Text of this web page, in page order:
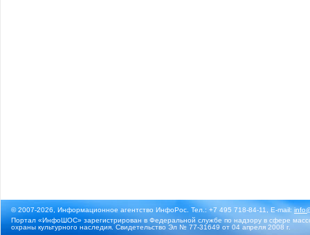
© 2007-2026, Информационное агентство ИнфоРос. Тел.: +7 495 718-84-11, E-mail:
Портал «ИнфоШОС» зарегистрирован в Федеральной службе по надзору в сфере
охраны культурного наследия. Свидетельство Эл № 77-31649 от 04 апреля 2008 г.